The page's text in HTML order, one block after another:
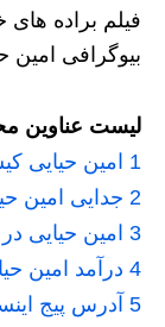
فیلم براده
بیوگرافی امین
لیست عناوین
1 امین حیایی
2 جدایی امین
3 امین حیایی
4 درآمد امین
5 آدرس پیج